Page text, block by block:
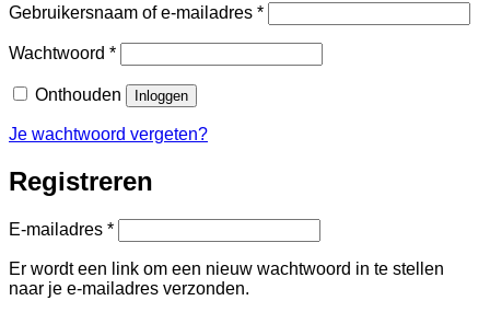
Gebruikersnaam of e-mailadres *Vereist
Wachtwoord *Vereist
Onthouden Inloggen
Je wachtwoord vergeten?
Registreren
E-mailadres *Vereist
Er wordt een link om een nieuw wachtwoord in te stellen
naar je e-mailadres verzonden.